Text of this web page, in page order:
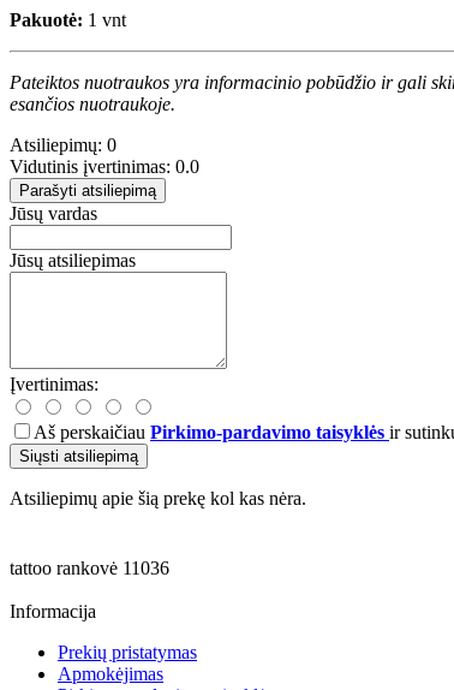
Pakuotė: 1 vnt
Pateiktos nuotraukos yra informacinio pobūdžio ir gali
esančios nuotraukoje.
Atsiliepimų: 0
Vidutinis įvertinimas: 0.0
Parašyti atsiliepimą
Jūsų vardas
Jūsų atsiliepimas
Įvertinimas:
Aš perskaičiau Pirkimo-pardavimo taisyklės ir
Siųsti atsiliepimą
Atsiliepimų apie šią prekę kol kas nėra.
tattoo rankovė 11036
Informacija
Prekių pristatymas
Apmokėjimas